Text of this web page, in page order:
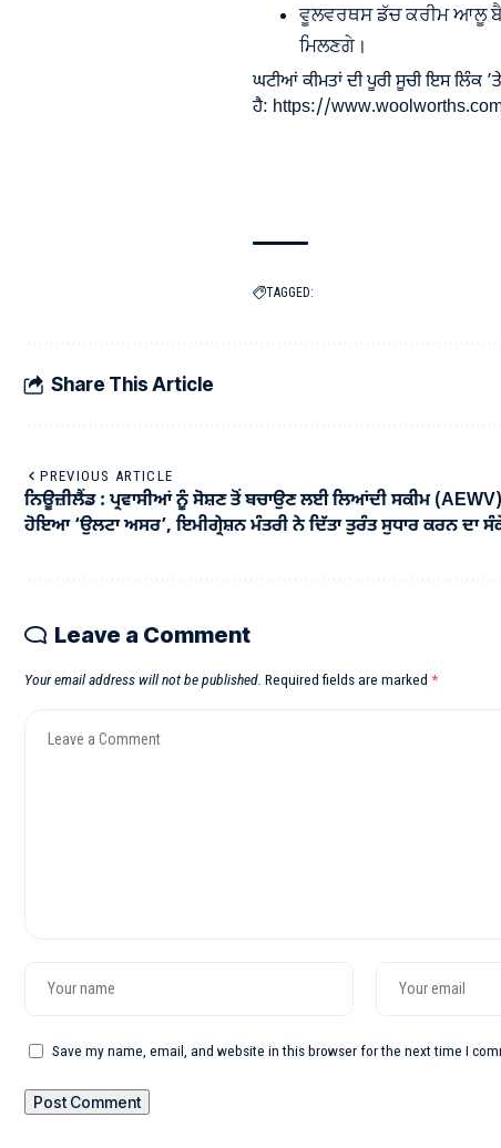
ਵੂਲਵਰਥਸ ਡੱਚ ਕਰੀਮ ਆਲੂ ਬੈਗ
ਮਿਲਣਗੇ।
ਘਟੀਆਂ ਕੀਮਤਾਂ ਦੀ ਪੂਰੀ ਸੂਚੀ ਇਸ ਲਿੰਕ ’ਤੇ
ਹੈ: https://
TAGGED:
Share This Article
PREVIOUS ARTICLE
ਨਿਊਜ਼ੀਲੈਂਡ : ਪ੍ਰਵਾਸੀਆਂ ਨੂੰ ਸੋਸ਼ਣ ਤੋਂ ਬਚਾਉਣ ਲਈ ਲਿਆਂਦੀ ਸਕੀਮ
ਹੋਇਆ ‘ਉਲਟਾ ਅਸਰ’, ਇਮੀਗ੍ਰੇਸ਼ਨ ਮੰਤਰੀ ਨੇ ਦਿੱਤਾ ਤੁਰੰਤ ਸੁਧਾਰ ਕਰਨ ਦਾ
Leave a Comment
Your email address will not be published. Required fields are marked *
Save my name, email, and website in this browser for the next time I